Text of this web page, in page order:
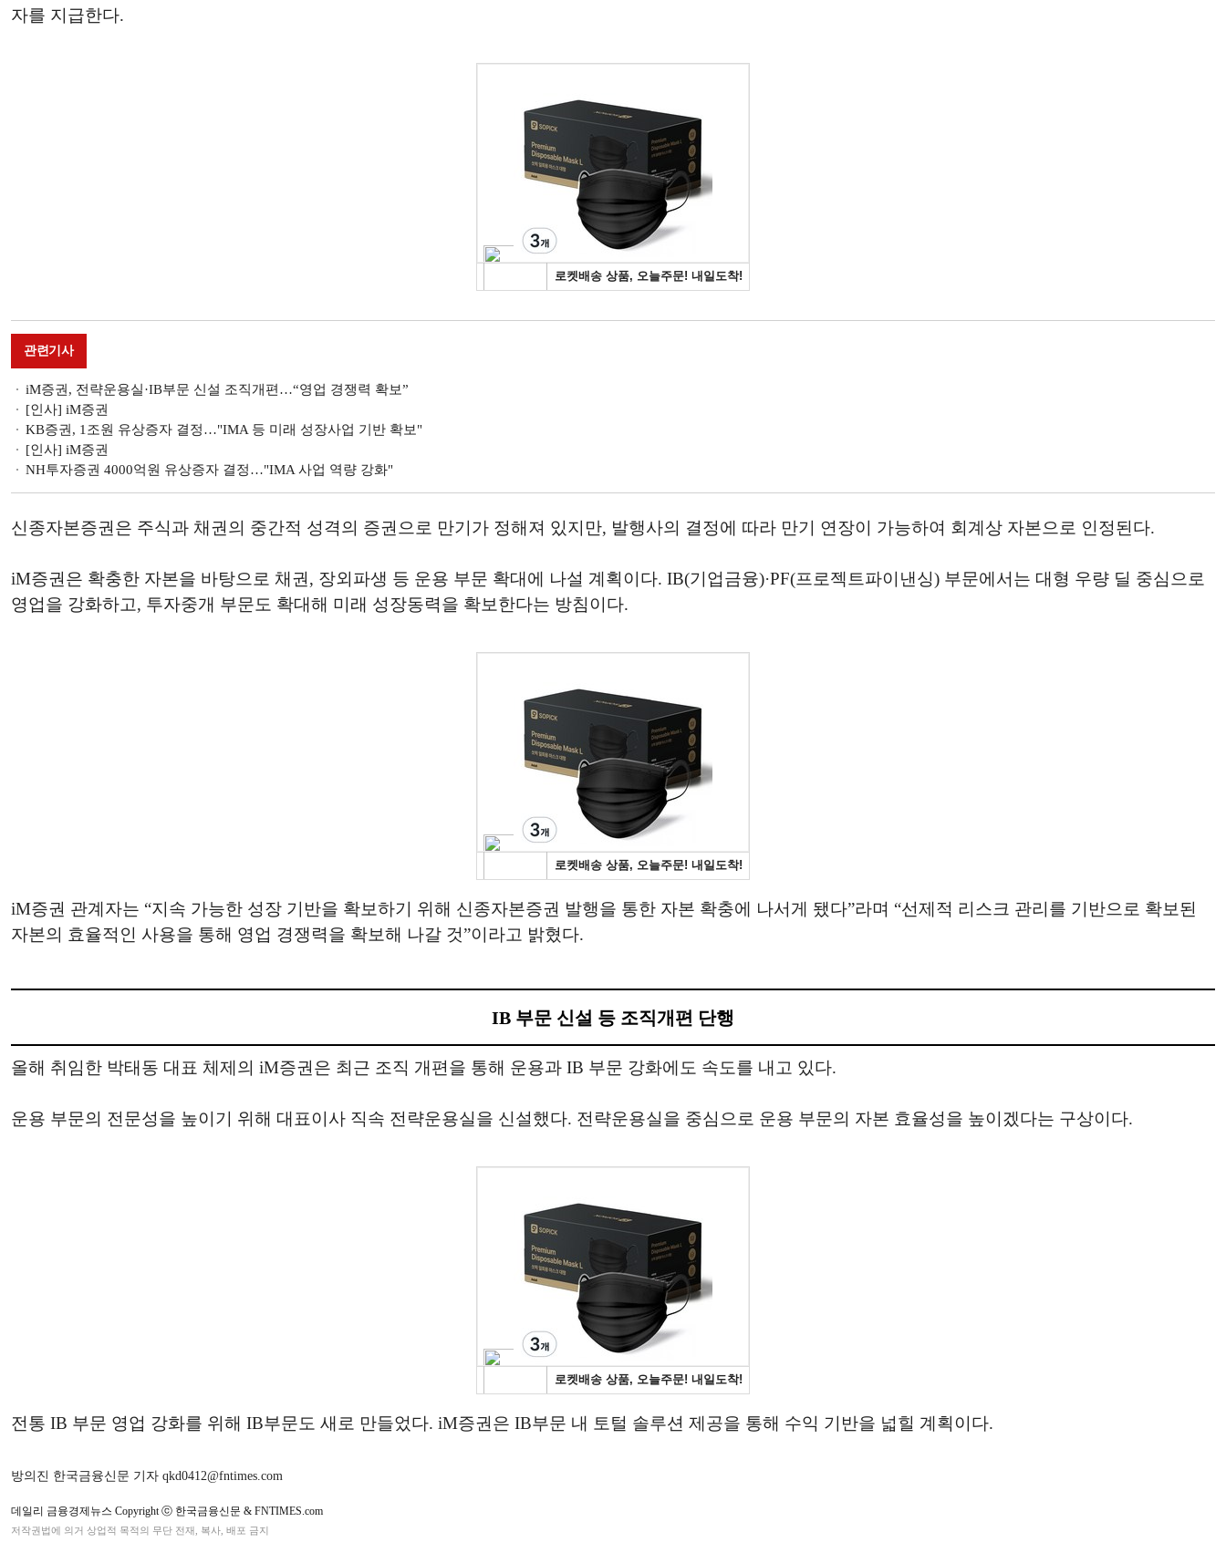
자를 지급한다.
관련기사
iM증권, 전략운용실·IB부문 신설 조직개편…“영업 경쟁력 확보”
[인사] iM증권
KB증권, 1조원 유상증자 결정…"IMA 등 미래 성장사업 기반 확보"
[인사] iM증권
NH투자증권 4000억원 유상증자 결정…"IMA 사업 역량 강화"
신종자본증권은 주식과 채권의 중간적 성격의 증권으로 만기가 정해져 있지만, 발행사의 결정에 따라 만기 연장이 가능하여 회계상 자본으로 인정된다.
iM증권은 확충한 자본을 바탕으로 채권, 장외파생 등 운용 부문 확대에 나설 계획이다. IB(기업금융)·PF(프로젝트파이낸싱) 부문에서는 대형 우량 딜 중심으로
영업을 강화하고, 투자중개 부문도 확대해 미래 성장동력을 확보한다는 방침이다.
iM증권 관계자는 “지속 가능한 성장 기반을 확보하기 위해 신종자본증권 발행을 통한 자본 확충에 나서게 됐다”라며 “선제적 리스크 관리를 기반으로 확보된
자본의 효율적인 사용을 통해 영업 경쟁력을 확보해 나갈 것”이라고 밝혔다.
IB 부문 신설 등 조직개편 단행
올해 취임한 박태동 대표 체제의 iM증권은 최근 조직 개편을 통해 운용과 IB 부문 강화에도 속도를 내고 있다.
운용 부문의 전문성을 높이기 위해 대표이사 직속 전략운용실을 신설했다. 전략운용실을 중심으로 운용 부문의 자본 효율성을 높이겠다는 구상이다.
전통 IB 부문 영업 강화를 위해 IB부문도 새로 만들었다. iM증권은 IB부문 내 토털 솔루션 제공을 통해 수익 기반을 넓힐 계획이다.
방의진 한국금융신문 기자 qkd0412@fntimes.com
데일리 금융경제뉴스 Copyright ⓒ 한국금융신문 & FNTIMES.com
저작권법에 의거 상업적 목적의 무단 전재, 복사, 배포 금지